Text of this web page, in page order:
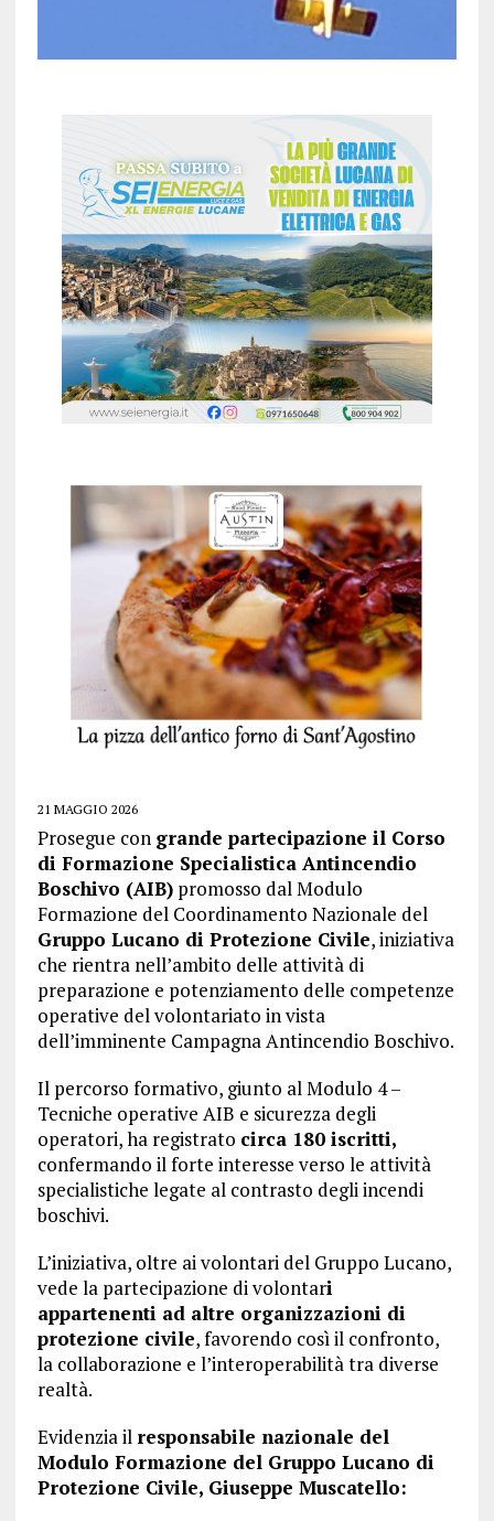
21 MAGGIO 2026
Prosegue con grande partecipazione il Corso
di Formazione Specialistica Antincendio
Boschivo (AIB)promosso dal Modulo
Formazione del Coordinamento Nazionale del
Gruppo Lucano di Protezione Civile, iniziativa
che rientra nell’ambito delle attività di
preparazione e potenziamento delle competenze
operative del volontariato in vista
dell’imminente Campagna Antincendio Boschivo.
Il percorso formativo, giunto al Modulo 4 –
Tecniche operative AIB e sicurezza degli
operatori, ha registrato circa 180 iscritti,
confermando il forte interesse verso le attività
specialistiche legate al contrasto degli incendi
boschivi.
L’iniziativa, oltre ai volontari del Gruppo Lucano,
vede la partecipazione di volontari
appartenenti ad altre organizzazioni di
protezione civile, favorendo così il confronto,
la collaborazione e l’interoperabilità tra diverse
realtà.
Evidenzia il responsabile nazionale del
Modulo Formazione del Gruppo Lucano di
Protezione Civile, Giuseppe Muscatello: